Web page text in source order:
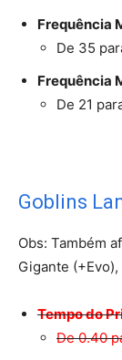
Frequência
De 35
Frequência
De 21
Goblins
Obs: Também
Gigante
Tempo do
De 0.40